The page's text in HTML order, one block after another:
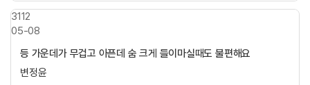
등 가운데가 무겁고 아픈데 숨 크게 들이마실때도 불편해요
변정윤
3112
05-08